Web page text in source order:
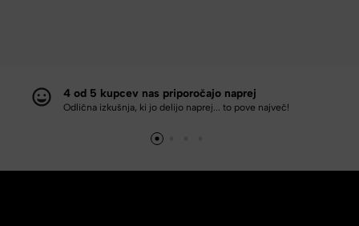
4 od 5 kupcev nas priporočajo naprej
Odlična izkušnja, ki jo delijo naprej... to pove največ!